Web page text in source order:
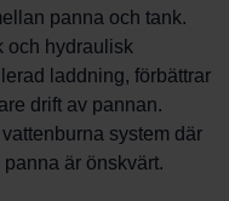
panna och tank.
och hydraulisk
laddning, förbättrar
drift av pannan.
system där
är önskvärt.